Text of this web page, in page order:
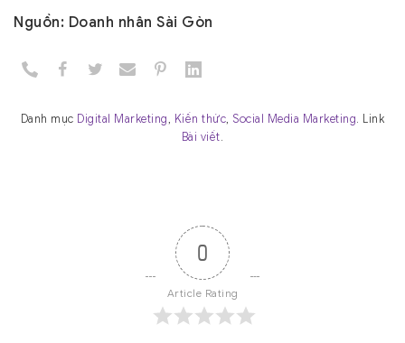
Nguồn: Doanh nhân Sài Gòn
Danh mục Digital Marketing, Kiến thức, Social Media Marketing. Link
Bài viết.
0
Article Rating